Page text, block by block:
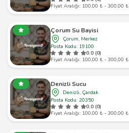
Fiyat Aralığı: 100,00 ₺ - 300,00 ₺
Çorum Su Bayisi
Çorum, Merkez
Posta Kodu: 19100
0.0 (0)
Fiyat Aralığı: 100,00 ₺ - 300,00 ₺
Denizli Sucu
Denizli, Çardak
Posta Kodu: 20350
0.0 (0)
Fiyat Aralığı: 100,00 ₺ - 300,00 ₺